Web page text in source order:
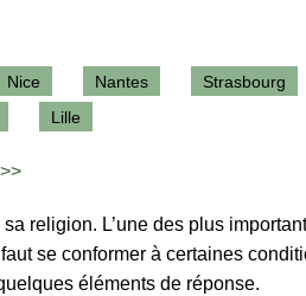
Nice Nantes
Strasbourg
Lille
religion. L’une des plus
se conformer à certaines
éléments de réponse.